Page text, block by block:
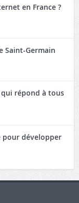
en France ?
Saint-Germain
répond à tous
pour développer